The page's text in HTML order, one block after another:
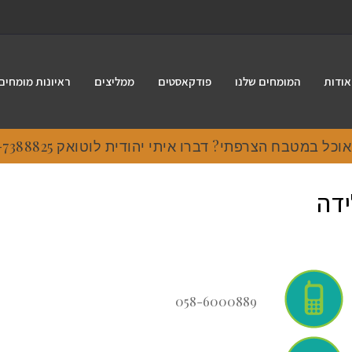
אודות המומחים שלנו פודקאסטים ממליצים ראיונות
במטבח הצרפתי? דברו איתי יהודית לוטואק 054-7388825.
058-6000889